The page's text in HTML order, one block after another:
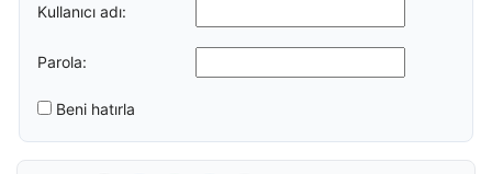
Kullanıcı adı:
Parola:
Beni hatırla